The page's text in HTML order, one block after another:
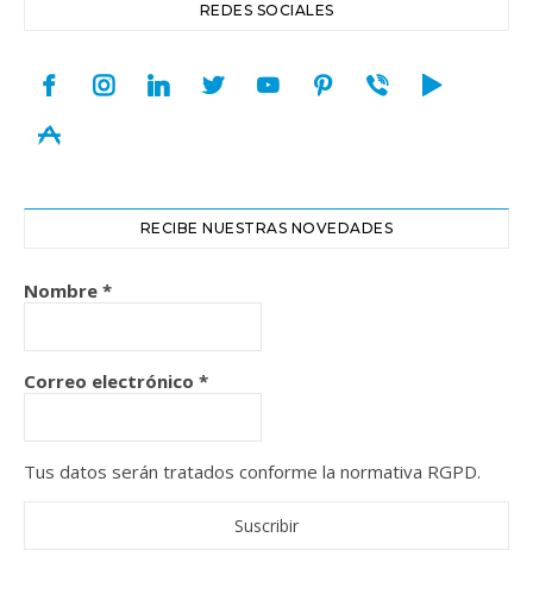
REDES SOCIALES
facebookinstagramlinkedintwitteryoutubepinterest
viber play
appstore
RECIBE NUESTRAS NOVEDADES
Nombre *
Correo electrónico *
Tus datos serán tratados conforme la normativa RGPD.